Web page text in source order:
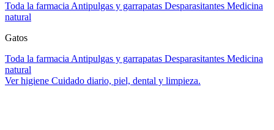
Toda la farmacia Antipulgas y garrapatas Desparasitantes Medicina
natural
Gatos
Toda la farmacia Antipulgas y garrapatas Desparasitantes Medicina
natural
Ver higiene Cuidado diario, piel, dental y limpieza.